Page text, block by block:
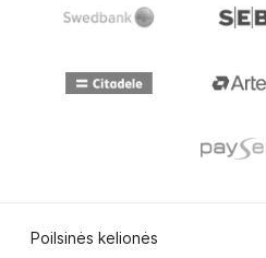
Poilsinės kelionės